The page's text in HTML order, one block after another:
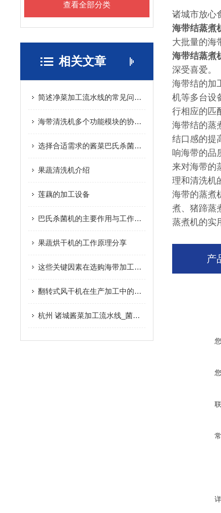
查看全部分类
相关文章
简述净菜加工流水线的常见问题相应解决方法
海带清洗机多个功能模块的协同优化与食品级安全设计分享
选择合适需求的酱菜巴氏杀菌机可确保有效的杀菌和保护
果蔬清洗机介绍
莲藕的加工设备
巴氏杀菌机的主要作用与工作原理全面解析
果蔬烘干机的工作原理分享
这些关键因素在选购海带加工设备时要多加注意
翻转式风干机在生产加工中的有点
杭州 诸城酱菜加工流水线_菌菇/海带加工设备|概述
诸城市放心
海带结蒸煮
大批量的海
海带结蒸煮
深受喜爱。
海带结的加
机等多台设
行相应的匹
海带结的蒸
结口感的提
响海带的品
来对海带的
理和清洗机
海带的蒸煮
煮、猪蹄蒸
蒸煮机的实
产